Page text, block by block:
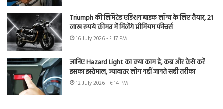
Triumph की लिमिटेड एडिशन बाइक लॉन्च के लिए तैयार, 21
लाख रुपये कीमत में मिलेंगे प्रीमियम फीचर्स
16 July 2026 - 3:17 PM
जानिए Hazard Light का क्या काम है, कब और कैसे करें
इसका इस्तेमाल, ज्यादातर लोग नहीं जानते सही तरीका
12 July 2026 - 6:14 PM